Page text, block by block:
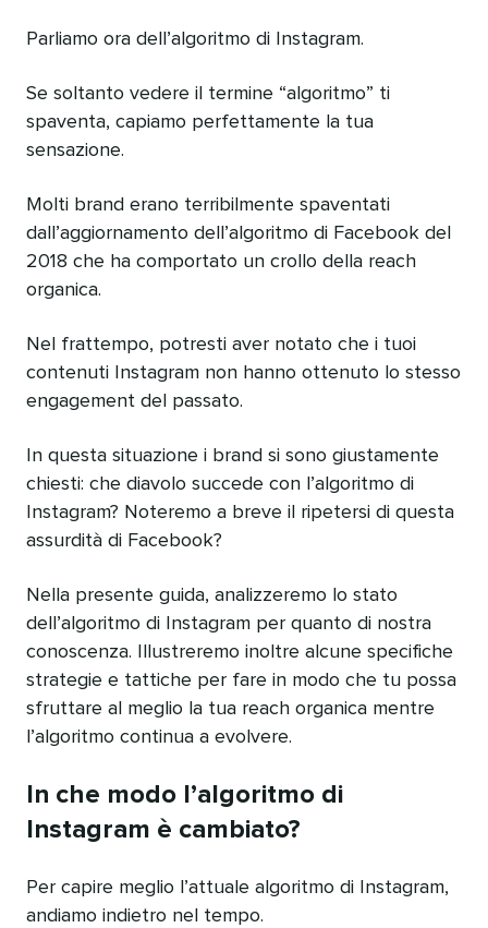
Parliamo ora dell’algoritmo di Instagram.
Se soltanto vedere il termine “algoritmo” ti
spaventa, capiamo perfettamente la tua
sensazione.
Molti brand erano terribilmente spaventati
dall’aggiornamento dell’algoritmo di Facebook del
2018 che ha comportato un crollo della reach
organica.
Nel frattempo, potresti aver notato che i tuoi
contenuti Instagram non hanno ottenuto lo stesso
engagement del passato.
In questa situazione i brand si sono giustamente
chiesti: che diavolo succede con l’algoritmo di
Instagram? Noteremo a breve il ripetersi di questa
assurdità di Facebook?
Nella presente guida, analizzeremo lo stato
dell’algoritmo di Instagram per quanto di nostra
conoscenza. Illustreremo inoltre alcune specifiche
strategie e tattiche per fare in modo che tu possa
sfruttare al meglio la tua reach organica mentre
l’algoritmo continua a evolvere.
In che modo l’algoritmo di
Instagram è cambiato?
Per capire meglio l’attuale algoritmo di Instagram,
andiamo indietro nel tempo.